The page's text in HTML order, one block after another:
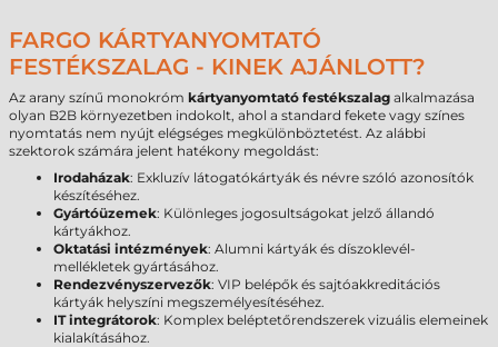
FARGO KÁRTYANYOMTATÓ
FESTÉKSZALAG - KINEK AJÁNLOTT?
Az arany színű monokróm kártyanyomtató festékszalag alkalmazása
olyan B2B környezetben indokolt, ahol a standard fekete vagy színes
nyomtatás nem nyújt elégséges megkülönböztetést. Az alábbi
szektorok számára jelent hatékony megoldást:
Irodaházak: Exkluzív látogatókártyák és névre szóló azonosítók
készítéséhez.
Gyártóüzemek: Különleges jogosultságokat jelző állandó
kártyákhoz.
Oktatási intézmények: Alumni kártyák és díszoklevél-
mellékletek gyártásához.
Rendezvényszervezők: VIP belépők és sajtóakkreditációs
kártyák helyszíni megszemélyesítéséhez.
IT integrátorok: Komplex beléptetőrendszerek vizuális elemeinek
kialakításához.